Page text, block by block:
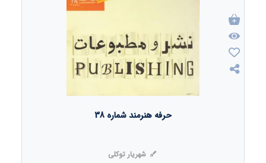
حرفه هنرمند شماره 38
شهریار توکلی